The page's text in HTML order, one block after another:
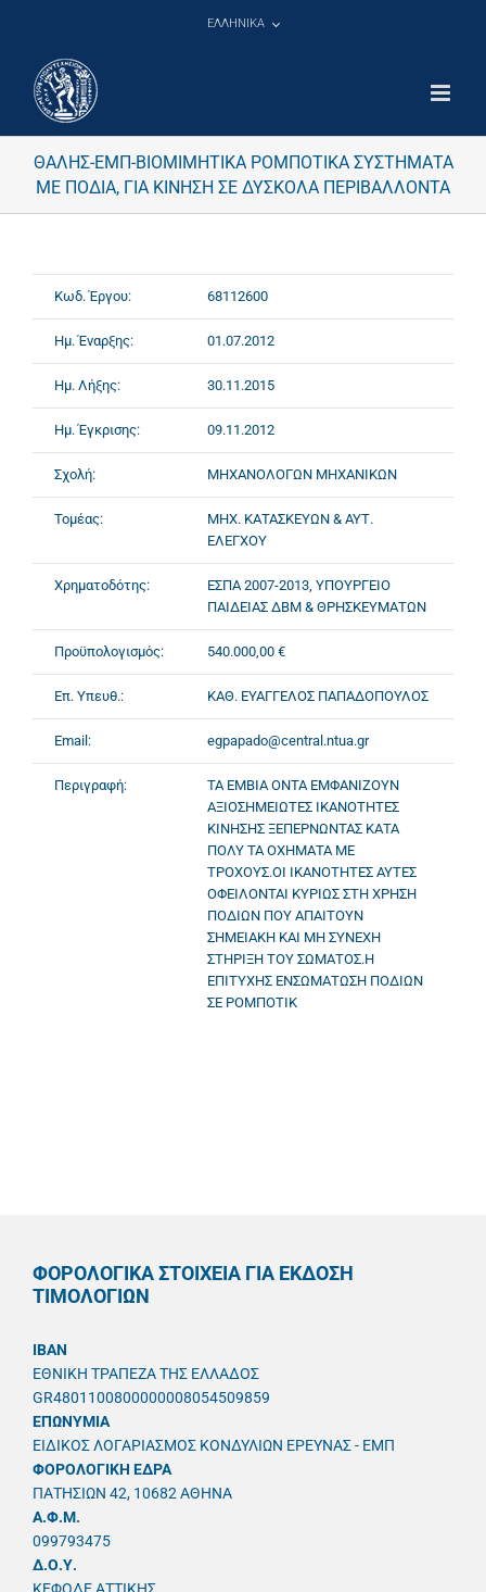
ΕΛΛΗΝΙΚΑ
ΘΑΛΗΣ-ΕΜΠ-ΒΙΟΜΙΜΗΤΙΚΑ ΡΟΜΠΟΤΙΚΑ ΣΥΣΤΗΜΑΤΑ
ΜΕ ΠΟΔΙΑ, ΓΙΑ ΚΙΝΗΣΗ ΣΕ ΔΥΣΚΟΛΑ ΠΕΡΙΒΑΛΛΟΝΤΑ
Κωδ. Έργου: 68112600
Ημ. Έναρξης: 01.07.2012
Ημ. Λήξης: 30.11.2015
Ημ. Έγκρισης: 09.11.2012
Σχολή: ΜΗΧΑΝΟΛΟΓΩΝ ΜΗΧΑΝΙΚΩΝ
Τομέας:
ΜΗΧ. ΚΑΤΑΣΚΕΥΩΝ & ΑΥΤ.
ΕΛΕΓΧΟΥ
Χρηματοδότης:
ΕΣΠΑ 2007-2013, ΥΠΟΥΡΓΕΙΟ
ΠΑΙΔΕΙΑΣ ΔΒΜ & ΘΡΗΣΚΕΥΜΑΤΩΝ
Προϋπολογισμός: 540.000,00 €
Επ. Υπευθ.: ΚΑΘ. ΕΥΑΓΓΕΛΟΣ ΠΑΠΑΔΟΠΟΥΛΟΣ
Email: egpapado@central.ntua.gr
Περιγραφή:
ΤΑ ΕΜΒΙΑ ΟΝΤΑ ΕΜΦΑΝΙΖΟΥΝ
ΑΞΙΟΣΗΜΕΙΩΤΕΣ ΙΚΑΝΟΤΗΤΕΣ
ΚΙΝΗΣΗΣ ΞΕΠΕΡΝΩΝΤΑΣ ΚΑΤΑ
ΠΟΛΥ ΤΑ ΟΧΗΜΑΤΑ ΜΕ
ΤΡΟΧΟΥΣ.ΟΙ ΙΚΑΝΟΤΗΤΕΣ ΑΥΤΕΣ
ΟΦΕΙΛΟΝΤΑΙ ΚΥΡΙΩΣ ΣΤΗ ΧΡΗΣΗ
ΠΟΔΙΩΝ ΠΟΥ ΑΠΑΙΤΟΥΝ
ΣΗΜΕΙΑΚΗ ΚΑΙ ΜΗ ΣΥΝΕΧΗ
ΣΤΗΡΙΞΗ ΤΟΥ ΣΩΜΑΤΟΣ.Η
ΕΠΙΤΥΧΗΣ ΕΝΣΩΜΑΤΩΣΗ ΠΟΔΙΩΝ
ΣΕ ΡΟΜΠΟΤΙΚ
ΦΟΡΟΛΟΓΙΚΑ ΣΤΟΙΧΕΙΑ ΓΙΑ ΕΚΔΟΣΗ
ΤΙΜΟΛΟΓΙΩΝ
IBAN
ΕΘΝΙΚΗ ΤΡΑΠΕΖΑ ΤΗΣ ΕΛΛΑΔΟΣ
GR4801100800000008054509859
ΕΠΩΝΥΜΙΑ
ΕΙΔΙΚΟΣ ΛΟΓΑΡΙΑΣΜΟΣ ΚΟΝΔΥΛΙΩΝ ΕΡΕΥΝΑΣ - ΕΜΠ
ΦΟΡΟΛΟΓΙΚΗ ΕΔΡΑ
ΠΑΤΗΣΙΩΝ 42, 10682 ΑΘΗΝΑ
A.Φ.Μ.
099793475
Δ.Ο.Υ.